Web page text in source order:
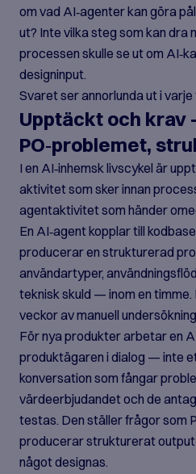
om vad AI‑agenter kan göra
ut? Inte vilka steg som kan
processen skulle se ut om
designinput.
Svaret ser annorlunda ut i varje
Upptäckt och krav
PO‑problemet,
I en AI‑inhemsk livscykel är
aktivitet som sker innan
agentaktivitet som händer
En AI‑agent kopplar till
producerar en strukturerad
användartyper,
teknisk skuld — inom en
veckor av manuell
För nya produkter arbetar en
produktägaren i dialog — inte
konversation som fångar
värdeerbjudandet och de
testas. Den ställer frågor som
producerar strukturerat output
något designas.